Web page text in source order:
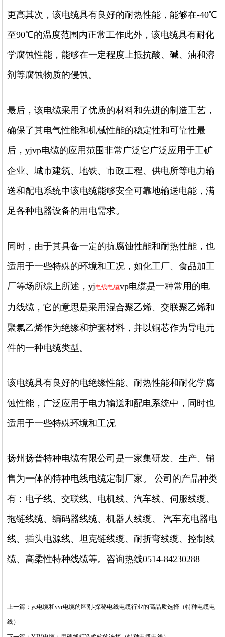
更高其次，该电缆具有良好的耐热性能，能够在-40℃
至90℃的温度范围内正常工作此外，该电缆具有耐化
学腐蚀性能，能够在一定程度上抵抗酸、碱、油和溶
剂等腐蚀物质的侵蚀。
最后，该电缆采用了优质的材料和先进的制造工艺，
确保了其电气性能和机械性能的稳定性和可靠性最
后，yjvp电缆的应用范围非常广泛它广泛应用于工矿
企业、城市建筑、地铁、市政工程、供电所等电力输
送和配电系统中该电缆能够安全可靠地输送电能，满
足各种电器设备的用电需求。
同时，由于其具备一定的抗腐蚀性能和耐热性能，也
适用于一些特殊的环境和工况，如化工厂、食品加工
厂等场所综上所述，yj电线电缆vp电缆是一种常用的电
力线缆，它的意思是采用混合聚乙烯、交联聚乙烯和
聚氯乙烯作为绝缘和护套材料，并以铜芯作为导电元
件的一种电缆类型。
该电缆具有良好的电绝缘性能、耐热性能和耐化学腐
蚀性能，广泛应用于电力输送和配电系统中，同时也
适用于一些特殊环境和工况
扬州扬普特种电缆有限公司是一家集研发、生产、销
售为一体的特种电线电缆定制厂家。 公司的产品种类
有：电子线、交联线、电机线、汽车线、伺服线缆、
拖链线缆、编码器线缆、机器人线缆、 汽车充电器电
线、插头电源线、坦克链线缆、耐折弯线缆、控制线
缆、高柔性特种线缆等。咨询热线0514-84230288
上一篇：yc电缆和vvr电缆的区别-探秘电线电缆行业的高品质选择（特种电缆电
线）